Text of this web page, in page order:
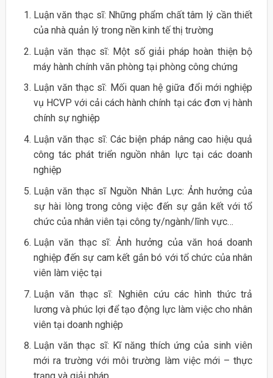
Luận văn thạc sĩ: Những phẩm chất tâm lý cần thiết
của nhà quản lý trong nền kinh tế thị trường
Luận văn thạc sĩ: Một số giải pháp hoàn thiện bộ
máy hành chính văn phòng tại phòng công chứng
Luận văn thạc sĩ: Mối quan hệ giữa đổi mới nghiệp
vụ HCVP với cải cách hành chính tại các đơn vị hành
chính sự nghiệp
Luận văn thạc sĩ: Các biện pháp nâng cao hiệu quả
công tác phát triển nguồn nhân lực tại các doanh
nghiệp
Luận văn thạc sĩ Nguồn Nhân Lực: Ảnh hưởng của
sự hài lòng trong công việc đến sự gắn kết với tổ
chức của nhân viên tại công ty/ngành/lĩnh vực…
Luận văn thạc sĩ: Ảnh hưởng của văn hoá doanh
nghiệp đến sự cam kết gắn bó với tổ chức của nhân
viên làm việc tại
Luận văn thạc sĩ: Nghiên cứu các hình thức trả
lương và phúc lợi để tạo động lực làm việc cho nhân
viên tại doanh nghiệp
Luận văn thạc sĩ: Kĩ năng thích ứng của sinh viên
mới ra trường với môi trường làm việc mới – thực